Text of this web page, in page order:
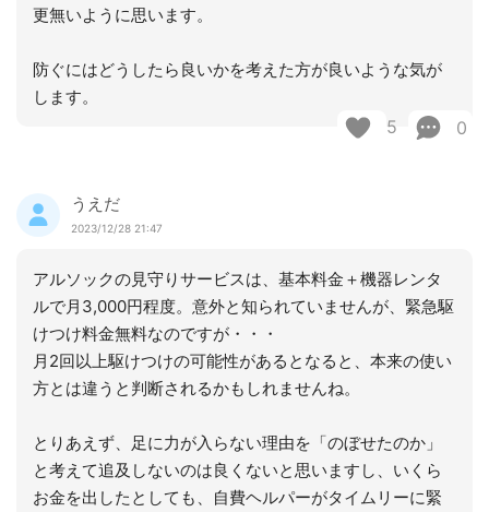
更無いように思います。
防ぐにはどうしたら良いかを考えた方が良いような気が
します。
5 0
うえだ
2023/12/28 21:47
アルソックの見守りサービスは、基本料金＋機器レンタ
ルで月3,000円程度。意外と知られていませんが、緊急駆
けつけ料金無料なのですが・・・
月2回以上駆けつけの可能性があるとなると、本来の使い
方とは違うと判断されるかもしれませんね。
とりあえず、足に力が入らない理由を「のぼせたのか」
と考えて追及しないのは良くないと思いますし、いくら
お金を出したとしても、自費ヘルパーがタイムリーに緊